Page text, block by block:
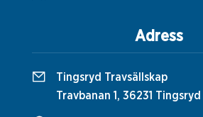
Adress
Tingsryd Travsällskap
Travbanan 1, 36231 Tingsryd